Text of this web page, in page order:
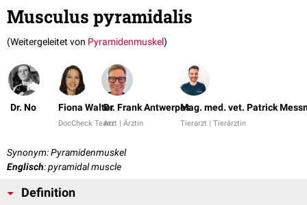
Musculus pyramidalis
(Weitergeleitet von Pyramidenmuskel)
Dr. No Fiona Walter
DocCheck Team
Dr. Frank Antwerpes
Arzt | Ärztin
Mag. med. vet. Patrick
Tierarzt | Tierärztin
Synonym: Pyramidenmuskel
Englisch: pyramidal muscle
Definition